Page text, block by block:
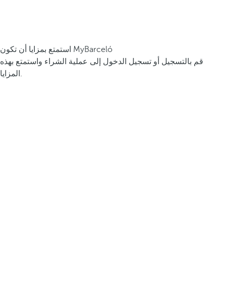
استمتع بمزايا أن تكون MyBarceló
قم بالتسجيل أو تسجيل الدخول إلى عملية الشراء واستمتع بهذه
المزايا.